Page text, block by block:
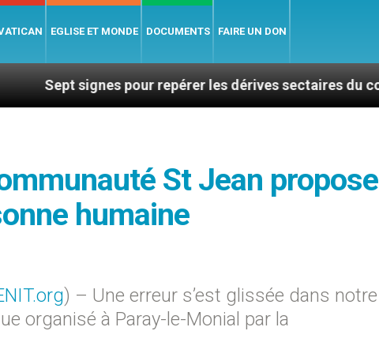
EGLISE ET MONDE DOCUMENTS FAIRE UN DON
signes pour repérer les dérives sectaires du coaching
St Jean propose
humaine
) – Une erreur s’est glissée dans notre
organisé à Paray-le-Monial par la